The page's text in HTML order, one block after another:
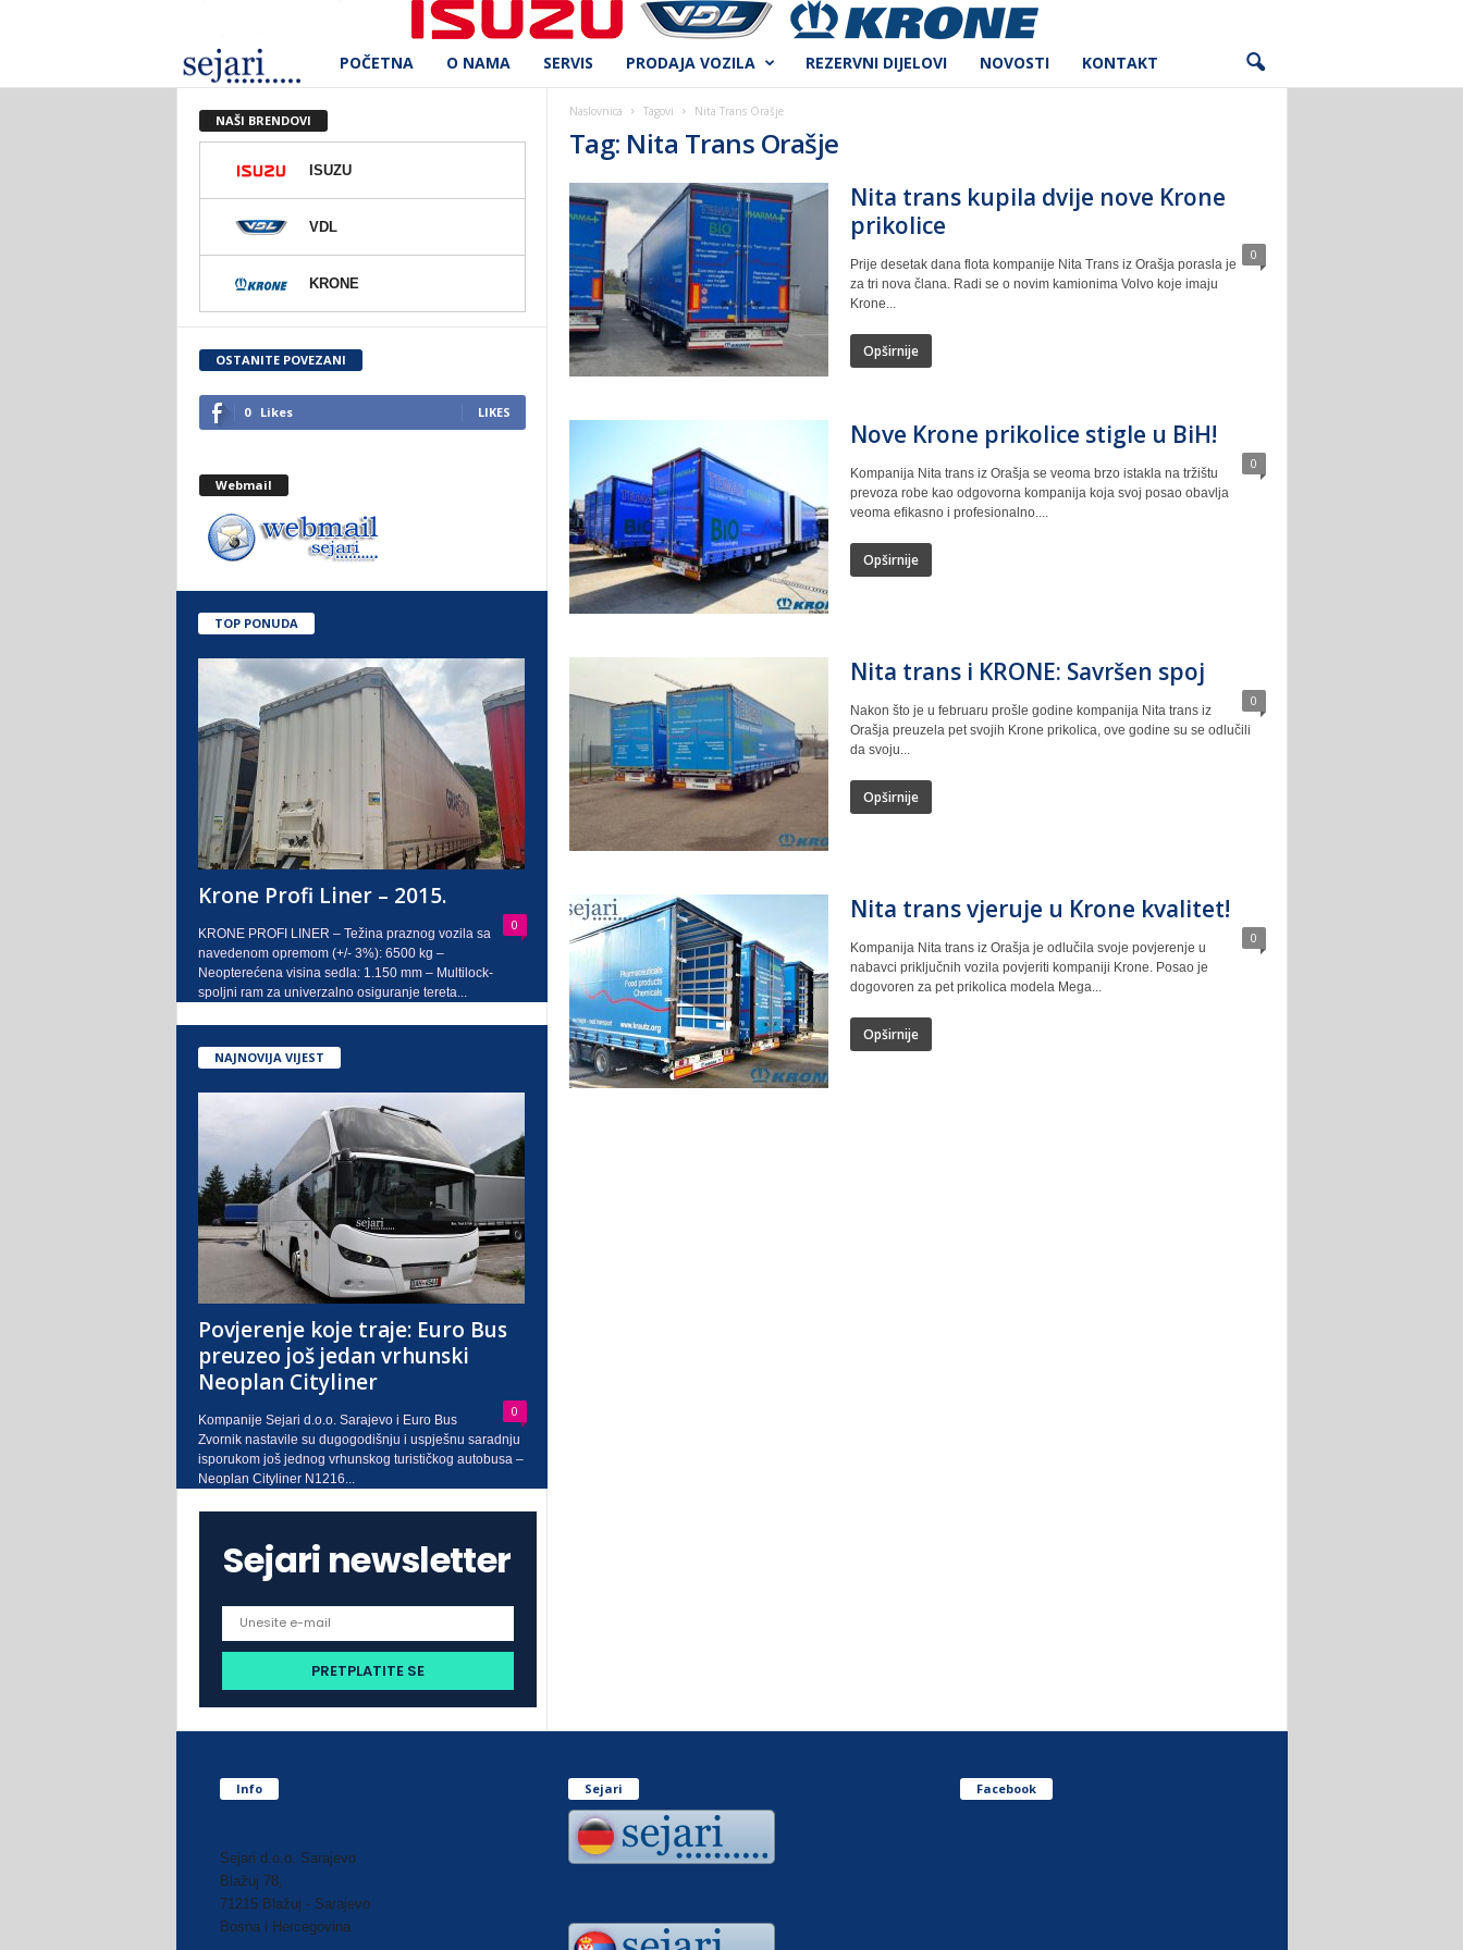
e
r
d
.
o
.
a
j
o
POČETNA O NAMA SERVIS PRODAJA VOZILA REZERVNI DIJELOVI NOVOSTI KONTAKT
Naslovnica Tagovi Nita Trans Orašje
Tag: Nita Trans Orašje
Nita trans kupila dvije nove Krone
prikolice
0
Prije desetak dana flota kompanije Nita Trans iz Orašja porasla je
za tri nova člana. Radi se o novim kamionima Volvo koje imaju
Krone...
Opširnije
Nove Krone prikolice stigle u BiH!
0
Kompanija Nita trans iz Orašja se veoma brzo istakla na tržištu
prevoza robe kao odgovorna kompanija koja svoj posao obavlja
veoma efikasno i profesionalno....
Opširnije
Nita trans i KRONE: Savršen spoj
0
Nakon što je u februaru prošle godine kompanija Nita trans iz
Orašja preuzela pet svojih Krone prikolica, ove godine su se odlučili
da svoju...
Opširnije
Nita trans vjeruje u Krone kvalitet!
0
Kompanija Nita trans iz Orašja je odlučila svoje povjerenje u
nabavci priključnih vozila povjeriti kompaniji Krone. Posao je
dogovoren za pet prikolica modela Mega...
Opširnije
NAŠI BRENDOVI
ISUZU
VDL
KRONE
OSTANITE POVEZANI
0 Likes LIKES
Webmail
TOP PONUDA
Krone Profi Liner – 2015.
0
KRONE PROFI LINER – Težina praznog vozila sa
navedenom opremom (+/- 3%): 6500 kg –
Neopterećena visina sedla: 1.150 mm – Multilock-
spoljni ram za univerzalno osiguranje tereta...
NAJNOVIJA VIJEST
Povjerenje koje traje: Euro Bus
preuzeo još jedan vrhunski
Neoplan Cityliner
0
Kompanije Sejari d.o.o. Sarajevo i Euro Bus
Zvornik nastavile su dugogodišnju i uspješnu saradnju
isporukom još jednog vrhunskog turističkog autobusa –
Neoplan Cityliner N1216...
Sejari newsletter
Info
Sejari d.o.o. Sarajevo
Blažuj 78,
71215 Blažuj - Sarajevo
Bosna i Hercegovina
Sejari Facebook